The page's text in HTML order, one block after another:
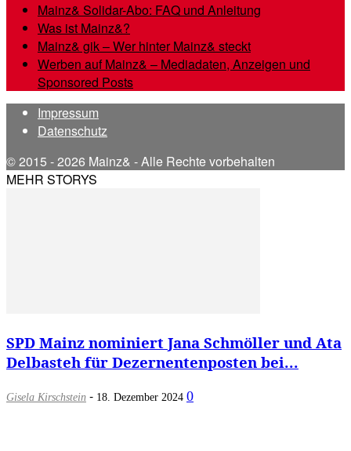
Mainz& Solidar-Abo: FAQ und Anleitung
Was ist Mainz&?
Mainz& gik – Wer hinter Mainz& steckt
Werben auf Mainz& – Mediadaten, Anzeigen und
Sponsored Posts
Impressum
Datenschutz
© 2015 - 2026 Mainz& - Alle Rechte vorbehalten
MEHR STORYS
SPD Mainz nominiert Jana Schmöller und Ata
Delbasteh für Dezernentenposten bei...
Gisela Kirschstein - 18. Dezember 2024 0